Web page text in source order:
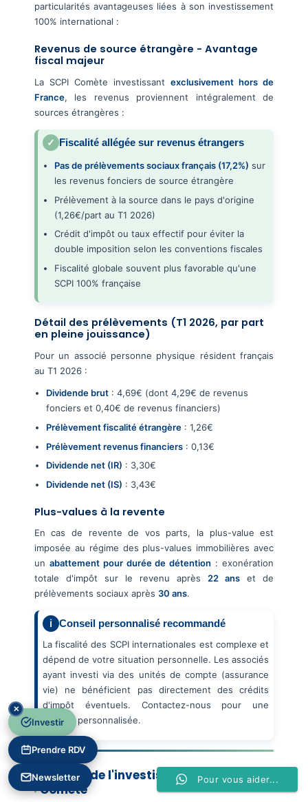
particularités avantageuses liées à son investissement
100% international :
Revenus de source étrangère - Avantage
fiscal majeur
La SCPI Comète investissantexclusivement hors de
France, les revenus proviennent intégralement de
sources étrangères :
Fiscalité allégée sur revenus étrangers
Pas de prélèvements sociaux français (17,2%) sur
les revenus fonciers de source étrangère
Prélèvement à la source dans le pays d'origine
(1,26€/part au T1 2026)
Crédit d'impôt ou taux effectif pour éviter la
double imposition selon les conventions fiscales
Fiscalité globale souvent plus favorable qu'une
SCPI 100% française
Détail des prélèvements (T1 2026, par part
en pleine jouissance)
Pour un associé personne physique résident français
au T1 2026 :
Dividende brut : 4,69€ (dont 4,29€ de revenus
fonciers et 0,40€ de revenus financiers)
Prélèvement fiscalité étrangère : 1,26€
Prélèvement revenus financiers : 0,13€
Dividende net (IR) : 3,30€
Dividende net (IS) : 3,43€
Plus-values à la revente
En cas de revente de vos parts, la plus-value est
imposée au régime des plus-values immobilières avec
un abattement pour durée de détention : exonération
totale d'impôt sur le revenu après22 ans et de
prélèvements sociaux après 30 ans.
Conseil personnalisé recommandé
La fiscalité des SCPI internationales est complexe et
dépend de votre situation personnelle. Les associés
ayant investi via des unités de compte (assurance
vie) ne bénéficient pas directement des crédits
d'impôt éventuels. Contactez-nous pour une
analyse personnalisée.
Risques de l'investissement en SCPI
Comète
Pour vous aider...
✕
Investir
Prendre RDV
Newsletter